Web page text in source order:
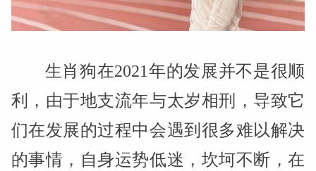
生肖狗在2021年的发展并不是很顺
利，由于地支流年与太岁相刑，导致它
们在发展的过程中会遇到很多难以解决
的事情，自身运势低迷，坎坷不断，在